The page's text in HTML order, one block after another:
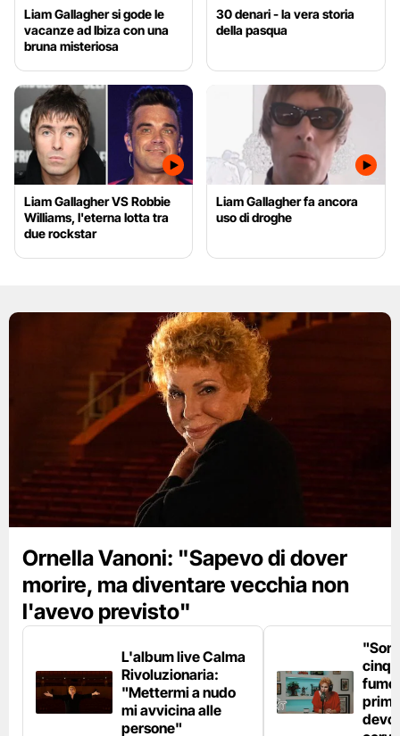
Liam Gallagher si gode le
vacanze ad Ibiza con una
bruna misteriosa
30 denari - la vera storia
della pasqua
Liam Gallagher VS Robbie
Williams, l'eterna lotta tra
due rockstar
Liam Gallagher fa ancora
uso di droghe
Ornella Vanoni: "Sapevo di dover
morire, ma diventare vecchia non
l'avevo previsto"
L'album live Calma
Rivoluzionaria:
"Mettermi a nudo
mi avvicina alle
persone"
fumo
devo